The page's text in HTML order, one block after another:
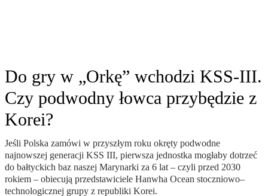
Do gry w „Orkę” wchodzi KSS-III.
Czy podwodny łowca przybędzie z
Korei?
Jeśli Polska zamówi w przyszłym roku okręty podwodne
najnowszej generacji KSS III, pierwsza jednostka mogłaby dotrzeć
do bałtyckich baz naszej Marynarki za 6 lat – czyli przed 2030
rokiem – obiecują przedstawiciele Hanwha Ocean stoczniowo–
technologicznej grupy z republiki Korei.